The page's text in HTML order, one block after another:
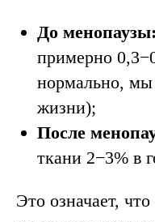
До менопаузы:
примерно
нормально, мы
жизни);
После
ткани 2−3% в
Это означает,
ортопеда
Проводит врач